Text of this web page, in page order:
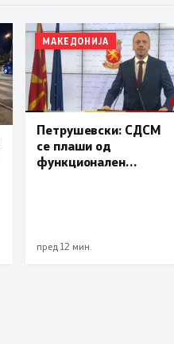
МАКЕДОНИЈА
Петрушевски: СДСМ
се плаши од
функционален
пред 12 мин.